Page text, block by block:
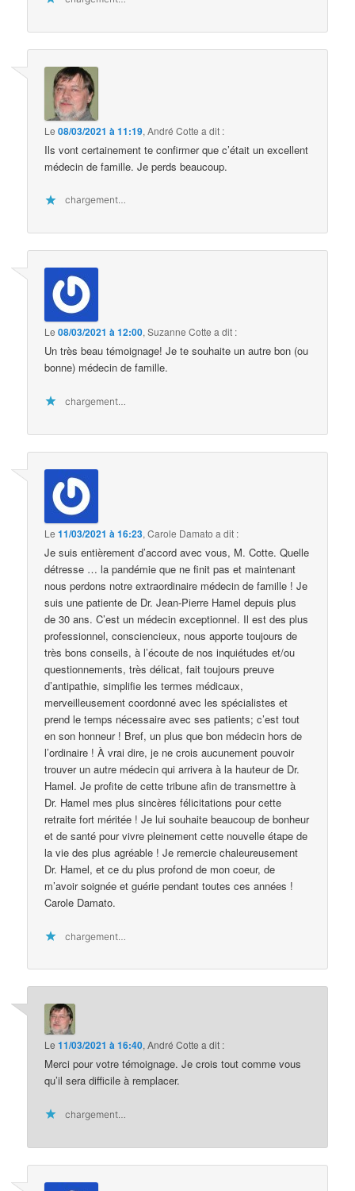
Le08/03/2021 à 11:19,André Cotte a dit :
Ils vont certainement te confirmer que c’était un excellent
médecin de famille. Je perds beaucoup.
chargement…
Le08/03/2021 à 12:00,Suzanne Cotte a dit :
Un très beau témoignage! Je te souhaite un autre bon (ou
bonne) médecin de famille.
chargement…
Le11/03/2021 à 16:23,Carole Damato a dit :
Je suis entièrement d’accord avec vous, M. Cotte. Quelle
détresse … la pandémie que ne finit pas et maintenant
nous perdons notre extraordinaire médecin de famille ! Je
suis une patiente de Dr. Jean-Pierre Hamel depuis plus
de 30 ans. C’est un médecin exceptionnel. Il est des plus
professionnel, consciencieux, nous apporte toujours de
très bons conseils, à l’écoute de nos inquiétudes et/ou
questionnements, très délicat, fait toujours preuve
d’antipathie, simplifie les termes médicaux,
merveilleusement coordonné avec les spécialistes et
prend le temps nécessaire avec ses patients; c’est tout
en son honneur ! Bref, un plus que bon médecin hors de
l’ordinaire ! À vrai dire, je ne crois aucunement pouvoir
trouver un autre médecin qui arrivera à la hauteur de Dr.
Hamel. Je profite de cette tribune afin de transmettre à
Dr. Hamel mes plus sincères félicitations pour cette
retraite fort méritée ! Je lui souhaite beaucoup de bonheur
et de santé pour vivre pleinement cette nouvelle étape de
la vie des plus agréable ! Je remercie chaleureusement
Dr. Hamel, et ce du plus profond de mon coeur, de
m’avoir soignée et guérie pendant toutes ces années !
Carole Damato.
chargement…
Le11/03/2021 à 16:40,André Cotte a dit :
Merci pour votre témoignage. Je crois tout comme vous
qu’il sera difficile à remplacer.
chargement…